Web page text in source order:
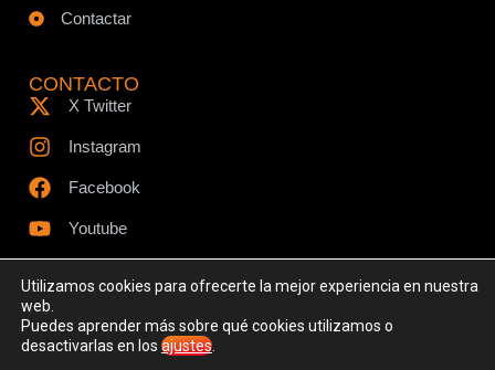
Contactar
CONTACTO
X Twitter
Instagram
Facebook
Youtube
© Todos los derechos reservados - www.ciespodcast.es
Utilizamos cookies para ofrecerte la mejor experiencia en nuestra
web.
Puedes aprender más sobre qué cookies utilizamos o
desactivarlas en los ajustes